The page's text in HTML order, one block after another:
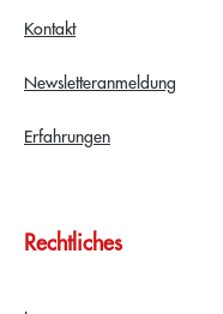
Kontakt
Newsletteranmeldung
Erfahrungen
Rechtliches